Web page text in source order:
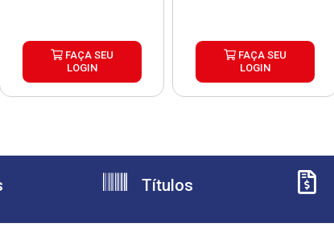
FAÇA SEU
LOGIN
FAÇA SEU
LOGIN
Títulos